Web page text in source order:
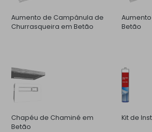
Aumento de Campânula de
Churrasqueira em Betão
Betão
Chapéu de Chaminé em
Betão
Kit de